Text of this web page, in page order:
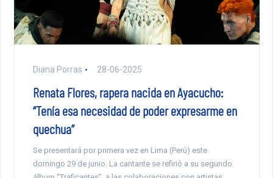
Diana Porras 28-06-2025
Renata Flores, rapera nacida en Ayacucho:
“Tenía esa necesidad de poder expresarme en
quechua”
Se presentará por primera vez en Lima (Perú) este
domingo 29 de junio. La cantante se refirió a su segundo